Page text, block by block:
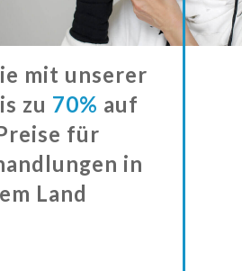
mit unserer
zu 70% auf
für
in
Land